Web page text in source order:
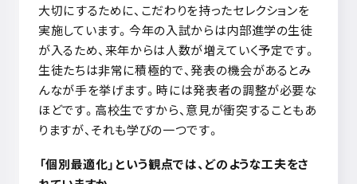
大切にするために、こだわりを持ったセレクションを
実施しています。今年の入試からは内部進学の生徒
が入るため、来年からは人数が増えていく予定です。
生徒たちは非常に積極的で、発表の機会があるとみ
んなが手を挙げます。時には発表者の調整が必要な
ほどです。高校生ですから、意見が衝突することもあ
りますが、それも学びの一つです。
「個別最適化」という観点では、どのような工夫をさ